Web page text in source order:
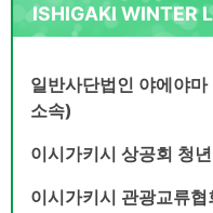
ISHIGAKI WINTER
일반사단법인 야에야
소속)
이시가키시 상공회 청
이시가키시 관광교류협